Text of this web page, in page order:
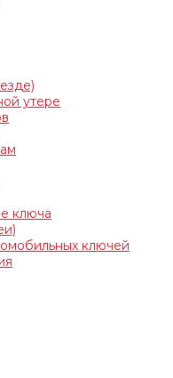
утере
ключа
ключей